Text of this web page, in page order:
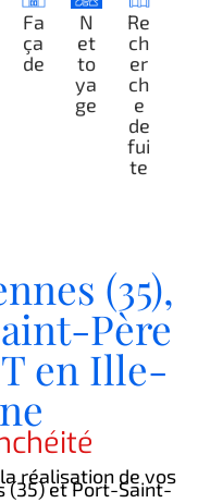
Fa
ça
de
N
et
to
ya
ge
Re
ch
er
ch
e
de
fui
te
(35),
Père
en Ille-
réalisation de vos
(35) et Port-Saint-